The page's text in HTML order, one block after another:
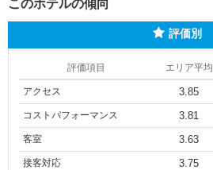
このホテルの傾向
評価別
評価項目 エリア平均
アクセス 3.85
コストパフォーマンス 3.81
客室 3.63
接客対応 3.75